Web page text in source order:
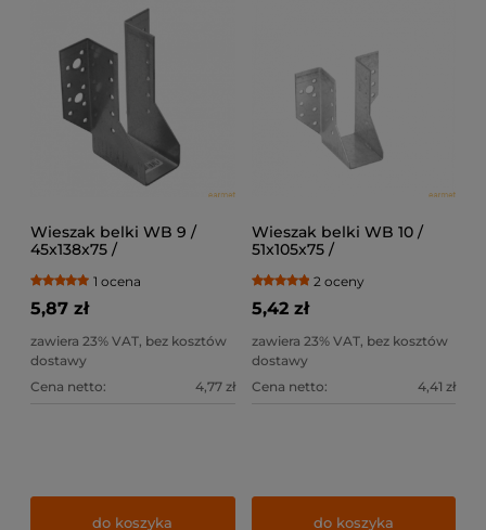
Wieszak belki WB 9 /
45x138x75 /
1 ocena
5,87 zł
zawiera 23% VAT, bez kosztów
dostawy
Cena netto:
4,77 zł
do koszyka
Wieszak belki WB 10 /
51x105x75 /
2 oceny
5,42 zł
zawiera 23% VAT, bez kosztów
dostawy
Cena netto:
4,41 zł
do koszyka